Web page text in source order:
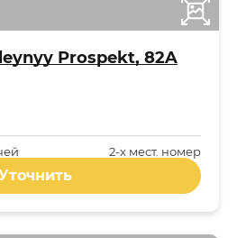
Prospekt, 82A
2-x мест. номер